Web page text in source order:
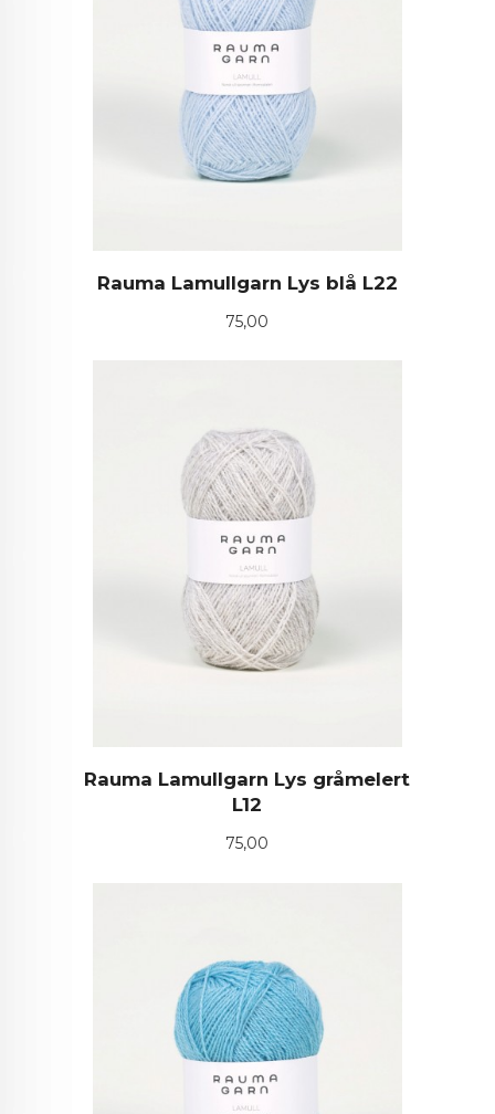
Rauma Lamullgarn Lys blå L22
Pris
75,00
Rauma Lamullgarn Lys gråmelert
L12
Pris
75,00